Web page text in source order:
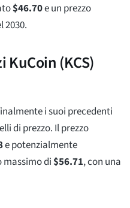
$46.70e un prezzo
2030.
(KCS)
i suoi precedenti
di prezzo. Il prezzo
e potenzialmente
massimo di$56.71, con una